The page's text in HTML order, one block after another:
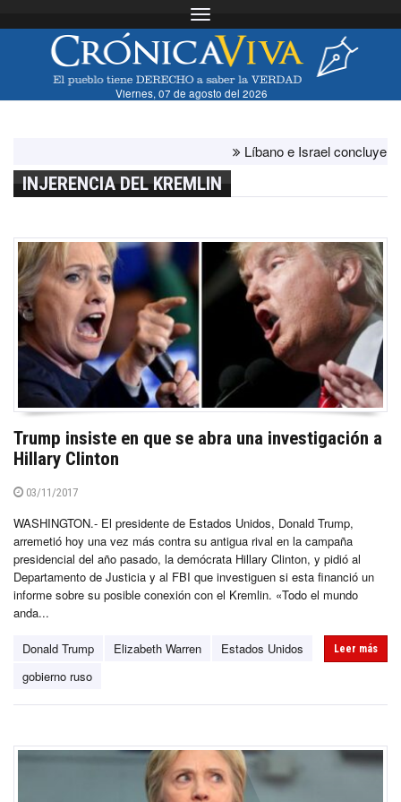
Toggle navigation
Viernes, 07 de agosto del 2026
Líbano e Israel concluyen
INJERENCIA DEL KREMLIN
Trump insiste en que se abra una investigación a
Hillary Clinton
03/11/2017
WASHINGTON.- El presidente de Estados Unidos, Donald Trump,
arremetió hoy una vez más contra su antigua rival en la campaña
presidencial del año pasado, la demócrata Hillary Clinton, y pidió al
Departamento de Justicia y al FBI que investiguen si esta financió un
informe sobre su posible conexión con el Kremlin. «Todo el mundo
anda...
Donald Trump Elizabeth Warren
Estados Unidos
gobierno ruso
Leer más